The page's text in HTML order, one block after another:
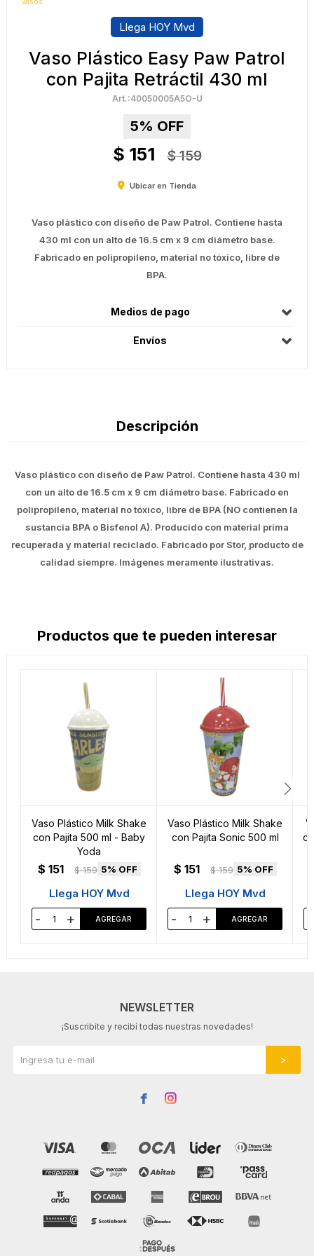
Vasos
Llega HOY Mvd
Vaso Plástico Easy Paw Patrol
con Pajita Retráctil 430 ml
40050005A5O-U
5
$ 151 $ 159
Ubicar en Tienda
Vaso plástico con diseño de Paw Patrol. Contiene hasta
430 ml con un alto de 16.5 cm x 9 cm diámetro base.
Fabricado en polipropileno, material no tóxico, libre de
BPA.
Medios de pago
Envíos
Descripción
Vaso plástico con diseño de Paw Patrol. Contiene hasta 430 ml
con un alto de 16.5 cm x 9 cm diámetro base. Fabricado en
polipropileno, material no tóxico, libre de BPA (NO contienen la
sustancia BPA o Bisfenol A). Producido con material prima
recuperada y material reciclado. Fabricado por Stor, producto de
calidad siempre. Imágenes meramente ilustrativas.
Productos que te pueden interesar
Vaso Plástico Milk Shake
con Pajita 500 ml - Baby
Yoda
$ 151 $ 159 5
Llega HOY Mvd
- +
Vaso Plástico Milk Shake
con Pajita Sonic 500 ml
$ 151 $ 159 5
Llega HOY Mvd
- +
NEWSLETTER
¡Suscribite y recibí todas nuestras novedades!
 